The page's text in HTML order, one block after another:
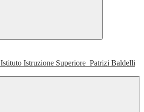
Istituto Istruzione Superiore Patrizi Baldelli